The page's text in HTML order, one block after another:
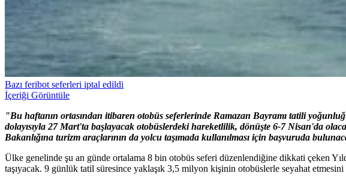
Bazı feribot seferleri iptal edildi
İçeriği Görüntüle
"Bu haftanın ortasından itibaren otobüs seferlerinde Ramazan Bayramı tatili
dolayısıyla 27 Mart'ta başlayacak otobüslerdeki hareketlilik, dönüşte 6-7 Nisan'da
Bakanlığına turizm araçlarının da yolcu taşımada kullanılması için başvuruda
Ülke genelinde şu an günde ortalama 8 bin otobüs seferi düzenlendiğine dikkati çeken
taşıyacak. 9 günlük tatil süresince yaklaşık 3,5 milyon kişinin otobüslerle seyahat